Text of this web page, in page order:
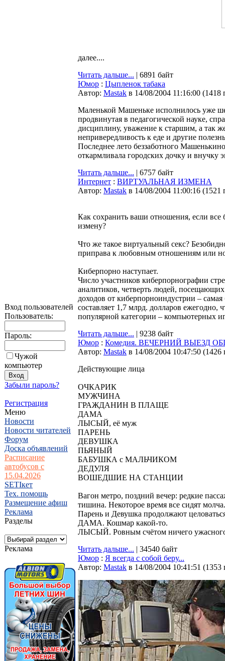
Вход пользователей
Пользователь:
Пароль:
Чужой
компьютер
Забыли пароль?
Регистрация
Меню
Новости
Новости читателей
Форум
Доска объявлений
Расписание
автобусов с
15.04.2026
SETIкет
Тех. помощь
Размещение афиш
Реклама
Разделы
Реклама
далее....
Читать дальше... | 6891 байт
Юмор : Цыпленок табака
Автор: Мastak в 14/08/2004 11:16:00 (1418
Маленькой Машеньке исполнилось уже
продвинутая в педагогической науке,
дисциплину, уважение к старшим, а так
непривередливость к еде и другие
Последнее лето беззаботного
откармливала городских дочку и внучку
Читать дальше... | 6757 байт
Интернет : ВИРТУАЛЬНАЯ ИЗМЕНА
Автор: Мastak в 14/08/2004 11:00:16 (1521
Как сохранить ваши отношения, если
измену?
Что же такое виртуальный секс?
приправа к любовным отношениям или
Киберпорно наступает.
Число участников киберпорнографии
аналитиков, четверть людей,
доходов от киберпорноиндустрии –
составляет 1,7 млрд. долларов ежегодно,
популярной категории – компьютерных
Читать дальше... | 9238 байт
Юмор : Комедия. ВЕЧЕРНИЙ ВЫЕЗД
Автор: Мastak в 14/08/2004 10:47:50 (1426
Действующие лица
ОЧКАРИК
МУЖЧИНА
ГРАЖДАНИН В ПЛАЩЕ
ДАМА
ЛЫСЫЙ, её муж
ПАРЕНЬ
ДЕВУШКА
ПЬЯНЫЙ
БАБУШКА с МАЛЬЧИКОМ
ДЕДУЛЯ
ВОШЕДШИЕ НА СТАНЦИИ
Вагон метро, поздний вечер: редкие
тишина. Некоторое время все сидят молча.
Парень и Девушка продолжают
ДАМА. Кошмар какой-то.
ЛЫСЫЙ. Ровным счётом ничего
Читать дальше... | 34540 байт
Юмор : Я всегда с собой беру...
Автор: Мastak в 14/08/2004 10:41:51 (1353